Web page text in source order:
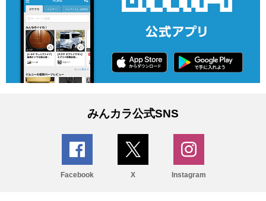
みんカラ公式SNS
Facebook X Instagram